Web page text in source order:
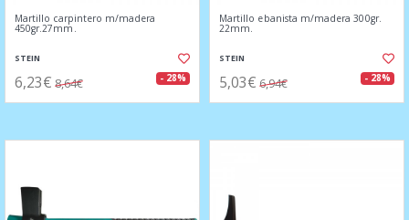
Martillo carpintero m/madera
450gr.27mm.
STEIN
6,23€ 8,64€ - 28%
Martillo ebanista m/madera 300gr.
22mm.
STEIN
5,03€ 6,94€ - 28%